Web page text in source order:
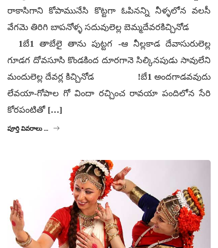
రాకాసిగాని కోపామునేసి కొట్టగా ఓపినన్ని నీళ్ళలోన వలసీ
వేగమె తిరిగి బాపనోళ్ళ సదువులెల్ల బెమ్మదేవరకిచ్చినోడ
1బే1 తాబేలై తాను పుట్టగ -ఆ నీల్లకాడ దేవాసురులెల్ల
గూడగ దోవసూసి కొండకింద దూరగానె సిల్కినపుడు సావులేని
మందులెల్ల దేవర్ల కిచ్చినోడ !బే1 అందగాడవవుదు
లేవయా-గోపాల గో విందా రచ్చించ రావయా పందిలోన సేరి
కోరపంటితో […]
పూర్తి వివరాలు ...